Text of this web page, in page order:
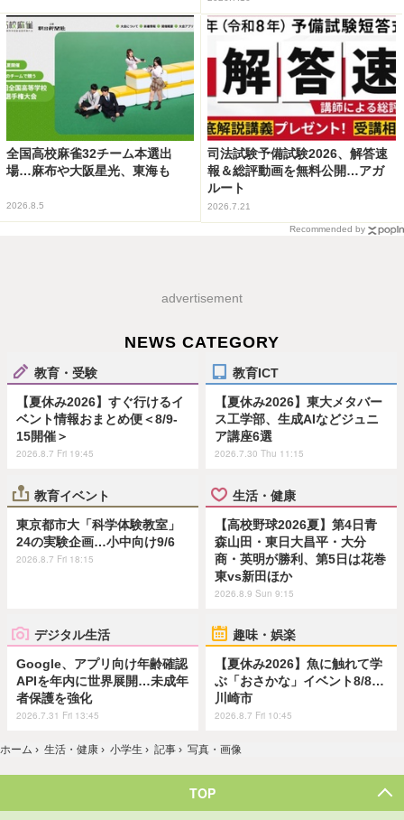
全国高校麻雀32チーム本選出
場…麻布や大阪星光、東海も
2026.8.5
司法試験予備試験2026、解答速
報＆総評動画を無料公開…アガ
ルート
2026.7.21
Recommended by
advertisement
NEWS CATEGORY
教育・受験
【夏休み2026】すぐ行けるイ
ベント情報おまとめ便＜8/9-
15開催＞
2026.8.7 Fri 19:45
教育ICT
【夏休み2026】東大メタバー
ス工学部、生成AIなどジュニ
ア講座6選
2026.7.30 Thu 11:15
教育イベント
東京都市大「科学体験教室」
24の実験企画…小中向け9/6
2026.8.7 Fri 18:15
生活・健康
【高校野球2026夏】第4日青
森山田・東日大昌平・大分
商・英明が勝利、第5日は花巻
東vs新田ほか
2026.8.9 Sun 9:15
デジタル生活
Google、アプリ向け年齢確認
APIを年内に世界展開…未成年
者保護を強化
2026.7.31 Fri 13:45
趣味・娯楽
【夏休み2026】魚に触れて学
ぶ「おさかな」イベント8/8…
川崎市
2026.8.7 Fri 10:45
ホーム › 生活・健康 › 小学生 › 記事 › 写真・画像
TOP